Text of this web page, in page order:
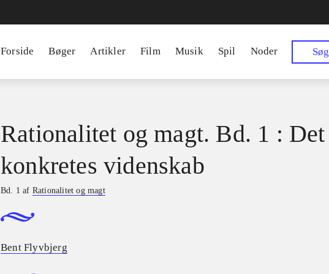
Forside Bøger Artikler Film Musik Spil Noder Søg
Rationalitet og magt. Bd. 1 : Det
konkretes videnskab
Bd. 1 af Rationalitet og magt
Bent Flyvbjerg